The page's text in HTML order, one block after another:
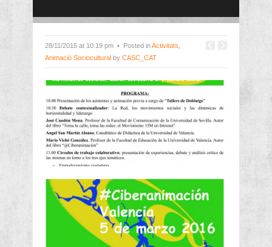
28/11/2015 at 10:19 pm • Posted inActivitats
Animació Sociocultural by CASC_CAT